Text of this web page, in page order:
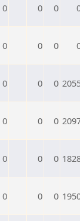
0 0 0
0 0 0
0 0 0
0 0 0
0 0 0
0 0 0